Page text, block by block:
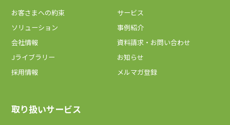
お客さまへの約束
サービス
ソリューション
事例紹介
会社情報
資料請求・お問い合わせ
Jライブラリー
お知らせ
採用情報
メルマガ登録
取り扱いサービス